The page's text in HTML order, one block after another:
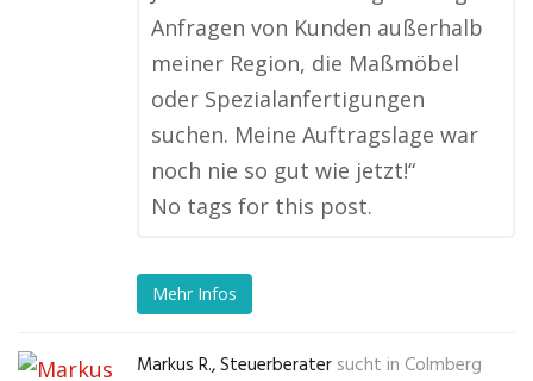
Anfragen von Kunden außerhalb
meiner Region, die Maßmöbel
oder Spezialanfertigungen
suchen. Meine Auftragslage war
noch nie so gut wie jetzt!“
No tags for this post.
Mehr Infos
Markus R., Steuerberater sucht in Colmberg